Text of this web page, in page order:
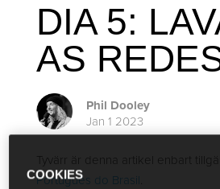
DIA 5:
AS
Phil Dooley
Jan 1 2023
Tyvärr är denna artikel enbart
Português do Brasil.
COOKIES